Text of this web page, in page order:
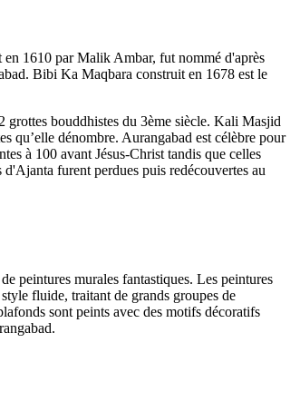
1610 par Malik Ambar, fut nommé d'après
Bibi Ka Maqbara construit en 1678 est le
grottes bouddhistes du 3ème siècle. Kali Masjid
qu’elle dénombre. Aurangabad est célèbre pour
à 100 avant Jésus-Christ tandis que celles
furent perdues puis redécouvertes au
peintures murales fantastiques. Les peintures
fluide, traitant de grands groupes de
sont peints avec des motifs décoratifs